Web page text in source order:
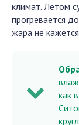
климат. Летом
прогревается
жара не
как